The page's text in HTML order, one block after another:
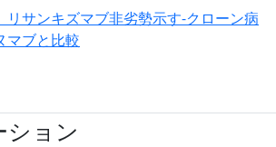
リサンキズマブ非劣勢示す‐クローン病
マブと比較
ション